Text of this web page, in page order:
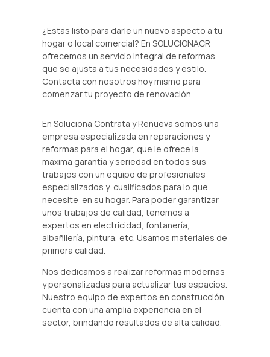
¿Estás listo para darle un nuevo aspecto a tu
hogar o local comercial? En SOLUCIONACR
ofrecemos un servicio integral de reformas
que se ajusta a tus necesidades y estilo.
Contacta con nosotros hoy mismo para
comenzar tu proyecto de renovación.
En Soluciona Contrata y Renueva somos una
empresa especializada en reparaciones y
reformas para el hogar, que le ofrece la
máxima garantía y seriedad en todos sus
trabajos con un equipo de profesionales
especializados y cualificados para lo que
necesite en su hogar. Para poder garantizar
unos trabajos de calidad, tenemos a
expertos en electricidad, fontanería,
albañilería, pintura, etc. Usamos materiales de
primera calidad.
Nos dedicamos a realizar reformas modernas
y personalizadas para actualizar tus espacios.
Nuestro equipo de expertos en construcción
cuenta con una amplia experiencia en el
sector, brindando resultados de alta calidad.
0
1
2
3
0
1
2
3
4
0
1
2
3
4
0
1